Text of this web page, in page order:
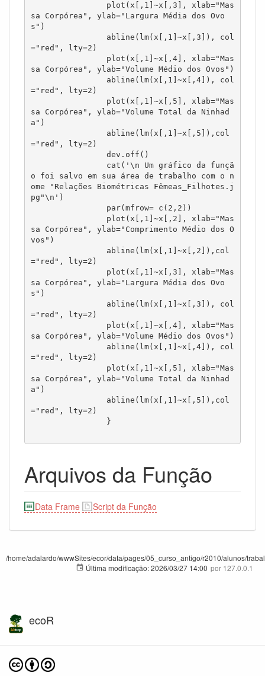
sa Corpórea", ylab="Largura Média dos Ovo
s")
="red", lty=2)
sa Corpórea", ylab="Volume Médio dos Ovos")
="red", lty=2)
sa Corpórea", ylab="Volume Total da Ninhad
a")
="red", lty=2)
o foi salvo em sua área de trabalho com o n
ome "Relações Biométricas Fêmeas_Filhotes.j
pg"\n')
sa Corpórea", ylab="Comprimento Médio dos O
vos")
="red", lty=2)
sa Corpórea", ylab="Largura Média dos Ovo
s")
="red", lty=2)
sa Corpórea", ylab="Volume Médio dos Ovos")
="red", lty=2)
sa Corpórea", ylab="Volume Total da Ninhad
a")
="red", lty=2)
Arquivos da Função
Data Frame Script da Função
/home/adalardo/wwwSites/ecor/data/pages/05_curso_antigo/r2010/alunos/
Última modificação:2026/03/27 14:00 por 127.0.0.1
ecoR